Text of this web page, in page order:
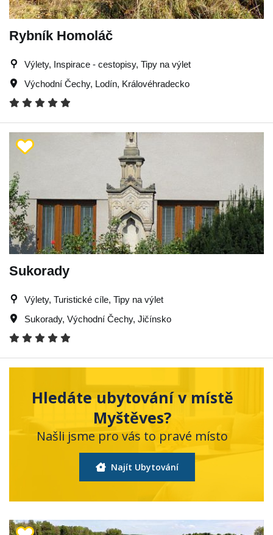
Rybník Homoláč
Výlety, Inspirace - cestopisy, Tipy na výlet
Východní Čechy, Lodín, Královéhradecko
Sukorady
Výlety, Turistické cíle, Tipy na výlet
Sukorady, Východní Čechy, Jičínsko
Hledáte ubytování v místě
Myštěves?
Našli jsme pro vás to pravé místo
Najít Ubytování